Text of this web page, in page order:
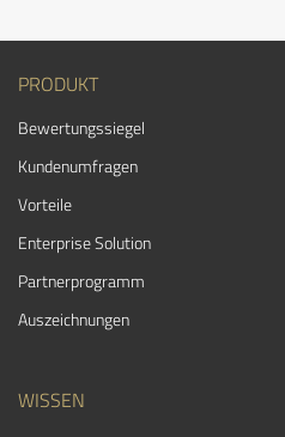
PRODUKT
Bewertungssiegel
Kundenumfragen
Vorteile
Enterprise Solution
Partnerprogramm
Auszeichnungen
WISSEN